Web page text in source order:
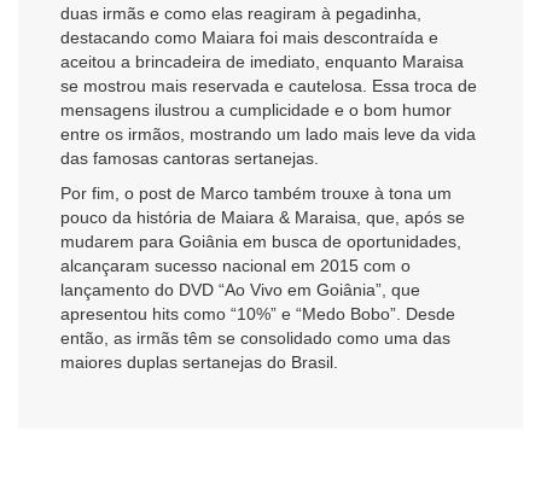
duas irmãs e como elas reagiram à pegadinha,
destacando como Maiara foi mais descontraída e
aceitou a brincadeira de imediato, enquanto Maraisa
se mostrou mais reservada e cautelosa. Essa troca de
mensagens ilustrou a cumplicidade e o bom humor
entre os irmãos, mostrando um lado mais leve da vida
das famosas cantoras sertanejas.
Por fim, o post de Marco também trouxe à tona um
pouco da história de Maiara & Maraisa, que, após se
mudarem para Goiânia em busca de oportunidades,
alcançaram sucesso nacional em 2015 com o
lançamento do DVD “Ao Vivo em Goiânia”, que
apresentou hits como “10%” e “Medo Bobo”. Desde
então, as irmãs têm se consolidado como uma das
maiores duplas sertanejas do Brasil.